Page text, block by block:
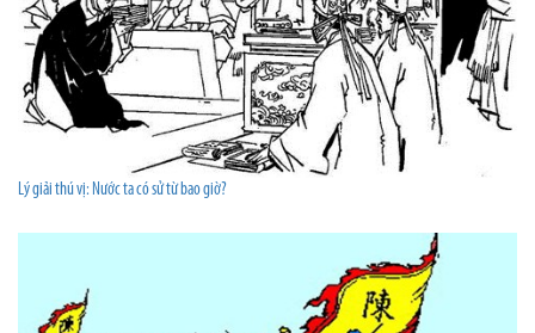
Lý giải thú vị: Nước ta có sử từ bao giờ?